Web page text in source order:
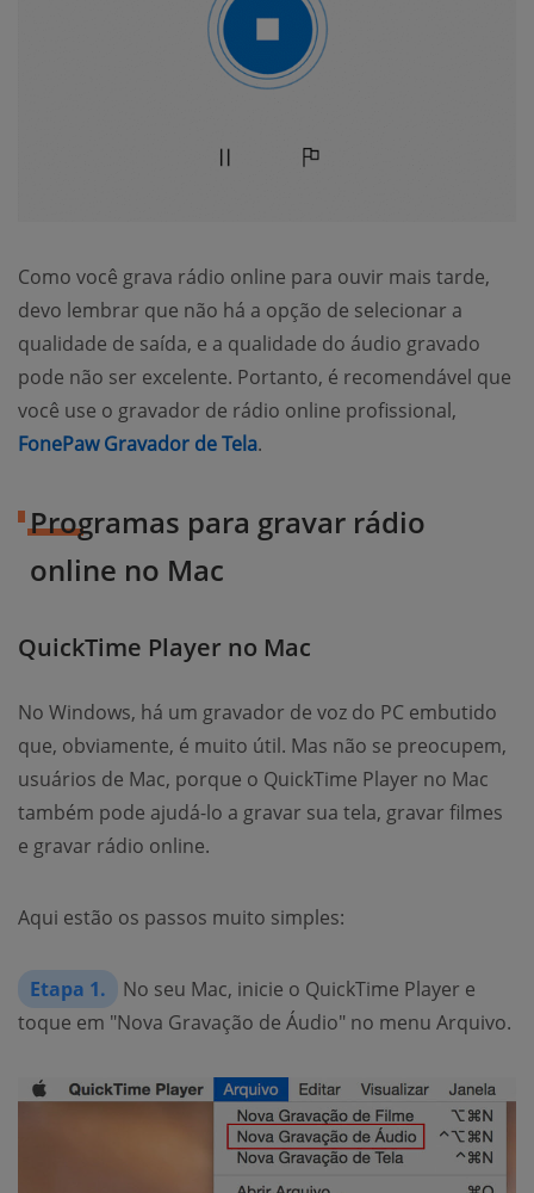
Como você grava rádio online para ouvir mais tarde,
devo lembrar que não há a opção de selecionar a
qualidade de saída, e a qualidade do áudio gravado
pode não ser excelente. Portanto, é recomendável que
você use o gravador de rádio online profissional,
FonePaw Gravador de Tela.
Programas para gravar rádio
online no Mac
QuickTime Player no Mac
No Windows, há um gravador de voz do PC embutido
que, obviamente, é muito útil. Mas não se preocupem,
usuários de Mac, porque o QuickTime Player no Mac
também pode ajudá-lo a gravar sua tela, gravar filmes
e gravar rádio online.
Aqui estão os passos muito simples:
Etapa 1.
No seu Mac, inicie o QuickTime Player e
toque em "Nova Gravação de Áudio" no menu Arquivo.